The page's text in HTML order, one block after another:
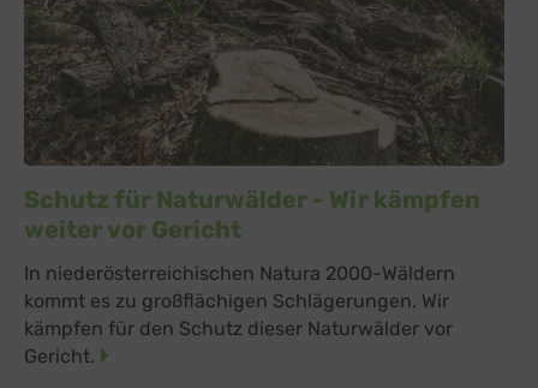
Schutz für Naturwälder - Wir kämpfen
weiter vor Gericht
In niederösterreichischen Natura 2000-Wäldern
kommt es zu großflächigen Schlägerungen. Wir
kämpfen für den Schutz dieser Naturwälder vor
Gericht.